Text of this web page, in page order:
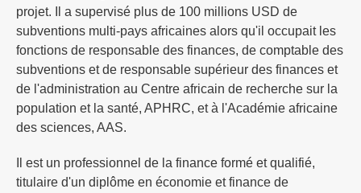
projet. Il a supervisé plus de 100 millions USD de
subventions multi-pays africaines alors qu'il occupait les
fonctions de responsable des finances, de comptable des
subventions et de responsable supérieur des finances et
de l'administration au Centre africain de recherche sur la
population et la santé, APHRC, et à l'Académie africaine
des sciences, AAS.
Il est un professionnel de la finance formé et qualifié,
titulaire d'un diplôme en économie et finance de